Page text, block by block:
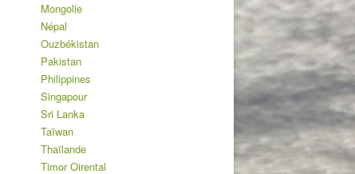
Mongolie
Népal
Ouzbékistan
Pakistan
Philippines
Singapour
Sri Lanka
Taïwan
Thaïlande
Timor Oirental